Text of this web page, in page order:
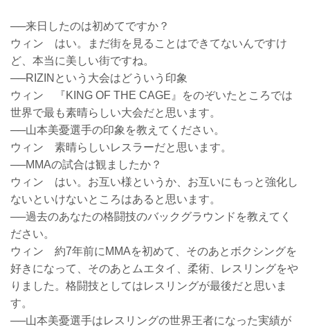
──来日したのは初めてですか？
ウィン はい。まだ街を見ることはできてないんですけ
ど、本当に美しい街ですね。
──RIZINという大会はどういう印象
ウィン 『KING OF THE CAGE』をのぞいたところでは
世界で最も素晴らしい大会だと思います。
──山本美憂選手の印象を教えてください。
ウィン 素晴らしいレスラーだと思います。
──MMAの試合は観ましたか？
ウィン はい。お互い様というか、お互いにもっと強化し
ないといけないところはあると思います。
──過去のあなたの格闘技のバックグラウンドを教えてく
ださい。
ウィン 約7年前にMMAを初めて、そのあとボクシングを
好きになって、そのあとムエタイ、柔術、レスリングをや
りました。格闘技としてはレスリングが最後だと思いま
す。
──山本美憂選手はレスリングの世界王者になった実績が